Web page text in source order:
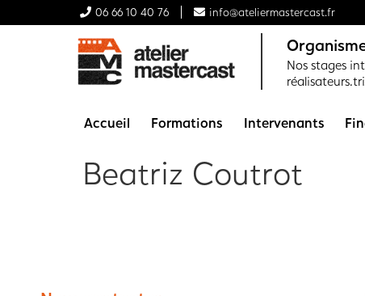
06 66 10 40 76 info@ateliermastercast.fr
Nos stages
Accueil Formations Intervenants
Beatriz Coutrot